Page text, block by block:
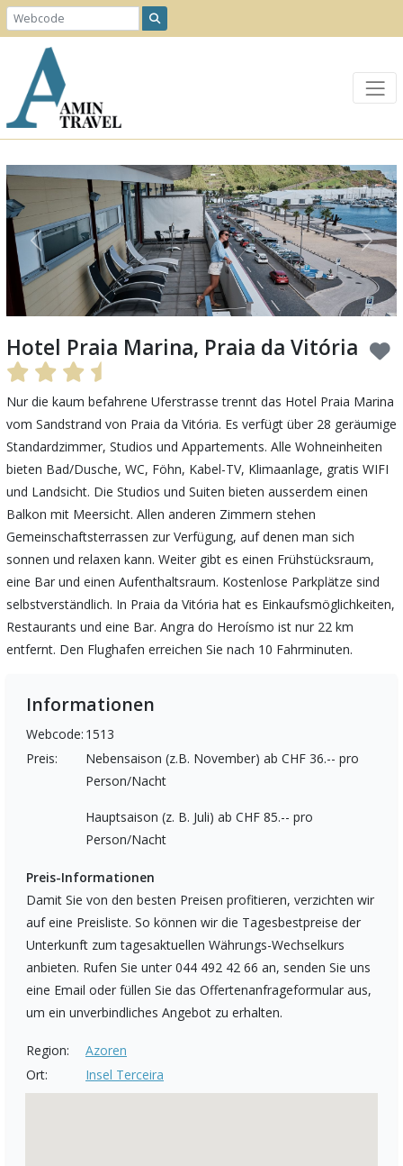
Previous Next
Hotel Praia Marina, Praia da Vitória
Nur die kaum befahrene Uferstrasse trennt das Hotel Praia Marina
vom Sandstrand von Praia da Vitória. Es verfügt über 28 geräumige
Standardzimmer, Studios und Appartements. Alle Wohneinheiten
bieten Bad/Dusche, WC, Föhn, Kabel-TV, Klimaanlage, gratis WIFI
und Landsicht. Die Studios und Suiten bieten ausserdem einen
Balkon mit Meersicht. Allen anderen Zimmern stehen
Gemeinschaftsterrassen zur Verfügung, auf denen man sich
sonnen und relaxen kann. Weiter gibt es einen Frühstücksraum,
eine Bar und einen Aufenthaltsraum. Kostenlose Parkplätze sind
selbstverständlich. In Praia da Vitória hat es Einkaufsmöglichkeiten,
Restaurants und eine Bar. Angra do Heroísmo ist nur 22 km
entfernt. Den Flughafen erreichen Sie nach 10 Fahrminuten.
Informationen
Webcode: 1513
Preis:
Nebensaison (z.B. November) ab CHF 36.-- pro
Person/Nacht
Hauptsaison (z. B. Juli) ab CHF 85.-- pro
Person/Nacht
Preis-Informationen
Damit Sie von den besten Preisen profitieren, verzichten wir
auf eine Preisliste. So können wir die Tagesbestpreise der
Unterkunft zum tagesaktuellen Währungs-Wechselkurs
anbieten. Rufen Sie unter 044 492 42 66 an, senden Sie uns
eine Email oder füllen Sie das Offertenanfrageformular aus,
um ein unverbindliches Angebot zu erhalten.
Region:
Azoren
Ort:
Insel Terceira